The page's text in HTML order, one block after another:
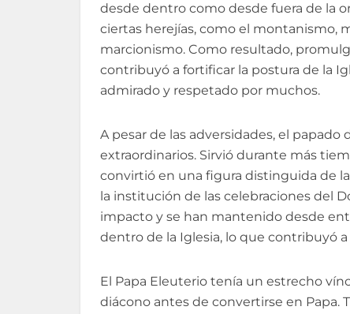
desde dentro como desde fuera de la
ciertas herejías, como el montanismo,
marcionismo. Como resultado,
contribuyó a fortificar la postura de la
admirado y respetado por muchos.
A pesar de las adversidades, el
extraordinarios. Sirvió durante más
convirtió en una figura distinguida de
la institución de las celebraciones del
impacto y se han mantenido desde
dentro de la Iglesia, lo que contribuyó
El Papa Eleuterio tenía un estrecho
diácono antes de convertirse en Papa.